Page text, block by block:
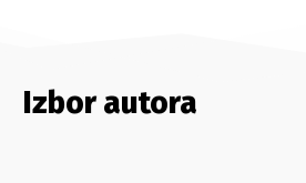
Izbor autora